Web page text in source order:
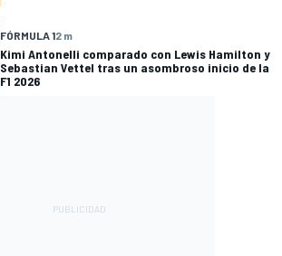
FÓRMULA 12 m
Kimi Antonelli comparado con Lewis Hamilton y
Sebastian Vettel tras un asombroso inicio de la
F1 2026